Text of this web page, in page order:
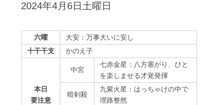
2024年4月6日土曜日
六曜
大安：万事大いに安し
十干干支
かのえ子
本日
要注意
中宮
七赤金星：八方塞がり、ひと
を楽しませる才覚発揮
暗剣殺
九紫火星：はっちゃけの中で
理路整然